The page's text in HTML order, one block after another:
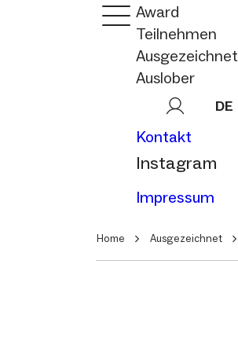
Award
Teilnehmen
Ausgezeichnet
Auslober
DE
Kontakt
Instagram
Impressum
Home Ausgezeichnet